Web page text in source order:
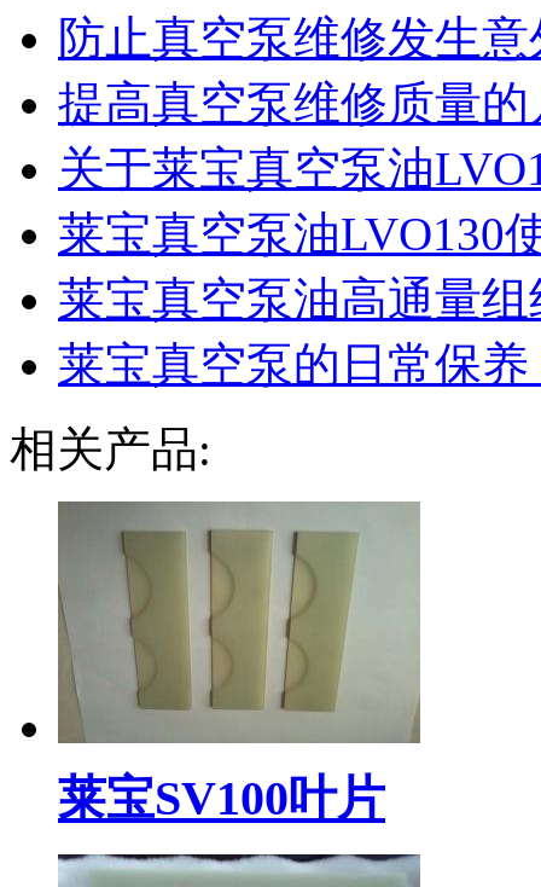
防止真空泵维修发生
提高真空泵维修质量
关于莱宝真空泵油
莱宝真空泵油LVO130
莱宝真空泵油高通量组
莱宝真空泵的日常保
相关产品:
莱宝SV100叶片